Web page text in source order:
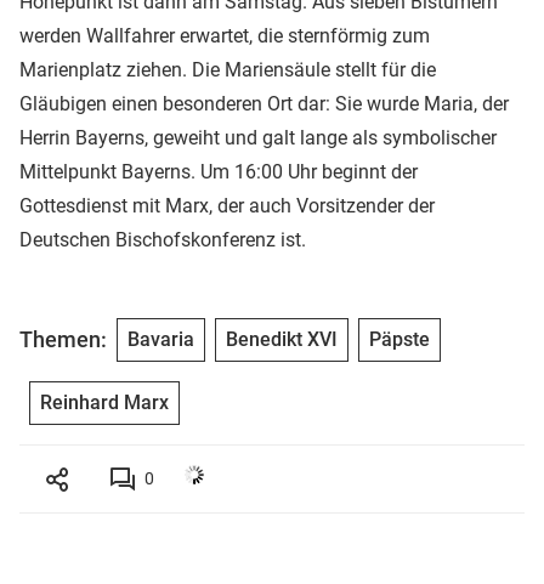
werden Wallfahrer erwartet, die sternförmig zum
Marienplatz ziehen. Die Mariensäule stellt für die
Gläubigen einen besonderen Ort dar: Sie wurde Maria, der
Herrin Bayerns, geweiht und galt lange als symbolischer
Mittelpunkt Bayerns. Um 16:00 Uhr beginnt der
Gottesdienst mit Marx, der auch Vorsitzender der
Deutschen Bischofskonferenz ist.
Themen: Bavaria Benedikt XVI Päpste
Reinhard Marx
0